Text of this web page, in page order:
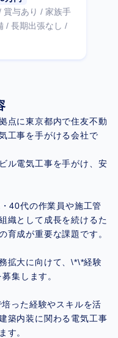
賞与あり / 家族手
/ 長期出張なし /
点に東京都内で住友不動
工事を手がける会社で
ル電気工事を手がけ、安
40代の作業員や施工管
織として成長を続けるた
育成が重要な課題です。
拡大に向けて、\*\*経験
集します。
った経験やスキルを活
築内装に関わる電気工事
す。